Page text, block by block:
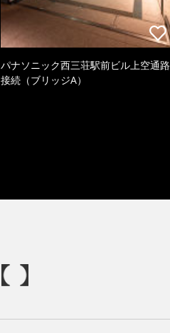
パナソニック西三荘駅前ビル上空通路
接続（ブリッジA）